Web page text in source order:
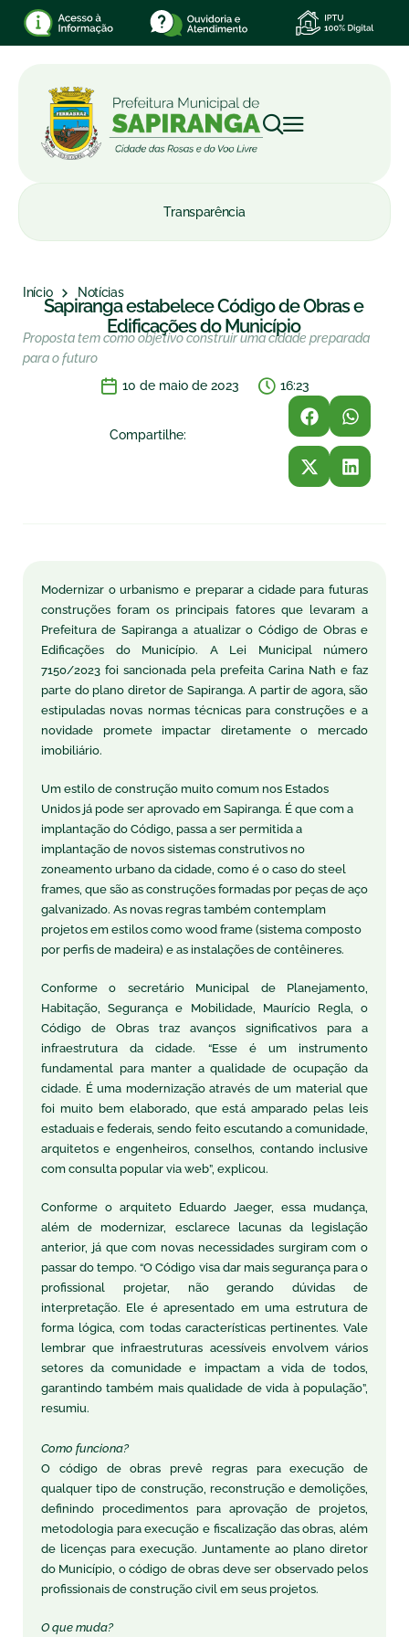
Transparência
Início Notícias
Sapiranga estabelece Código de Obras e
Edificações do Município
Proposta tem como objetivo construir uma cidade preparada
para o futuro
10 de maio de 2023
16:23
Compartilhe:
Modernizar o urbanismo e preparar a cidade para futuras
construções foram os principais fatores que levaram a
Prefeitura de Sapiranga a atualizar o Código de Obras e
Edificações do Município. A Lei Municipal número
7150/2023 foi sancionada pela prefeita Carina Nath e faz
parte do plano diretor de Sapiranga. A partir de agora, são
estipuladas novas normas técnicas para construções e a
novidade promete impactar diretamente o mercado
imobiliário.
Um estilo de construção muito comum nos Estados
Unidos já pode ser aprovado em Sapiranga. É que com a
implantação do Código, passa a ser permitida a
implantação de novos sistemas construtivos no
zoneamento urbano da cidade, como é o caso do steel
frames, que são as construções formadas por peças de aço
galvanizado. As novas regras também contemplam
projetos em estilos como wood frame (sistema composto
por perfis de madeira) e as instalações de contêineres.
Conforme o secretário Municipal de Planejamento,
Habitação, Segurança e Mobilidade, Maurício Regla, o
Código de Obras traz avanços significativos para a
infraestrutura da cidade. “Esse é um instrumento
fundamental para manter a qualidade de ocupação da
cidade. É uma modernização através de um material que
foi muito bem elaborado, que está amparado pelas leis
estaduais e federais, sendo feito escutando a comunidade,
arquitetos e engenheiros, conselhos, contando inclusive
com consulta popular via web”, explicou.
Conforme o arquiteto Eduardo Jaeger, essa mudança,
além de modernizar, esclarece lacunas da legislação
anterior, já que com novas necessidades surgiram com o
passar do tempo. “O Código visa dar mais segurança para o
profissional projetar, não gerando dúvidas de
interpretação. Ele é apresentado em uma estrutura de
forma lógica, com todas características pertinentes. Vale
lembrar que infraestruturas acessíveis envolvem vários
setores da comunidade e impactam a vida de todos,
garantindo também mais qualidade de vida à população”,
resumiu.
Como funciona?
O código de obras prevê regras para execução de
qualquer tipo de construção, reconstrução e demolições,
definindo procedimentos para aprovação de projetos,
metodologia para execução e fiscalização das obras, além
de licenças para execução. Juntamente ao plano diretor
do Município, o código de obras deve ser observado pelos
profissionais de construção civil em seus projetos.
O que muda?